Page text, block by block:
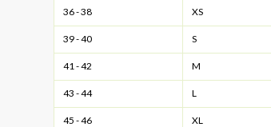
36 - 38 XS
39 - 40 S
41 - 42 M
43 - 44 L
45 - 46 XL